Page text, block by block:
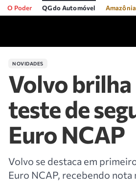
O Poder QG do Automóvel
NOVIDADES
Volvo
teste de
Euro NCAP
Volvo se destaca em
Euro NCAP, recebendo nota